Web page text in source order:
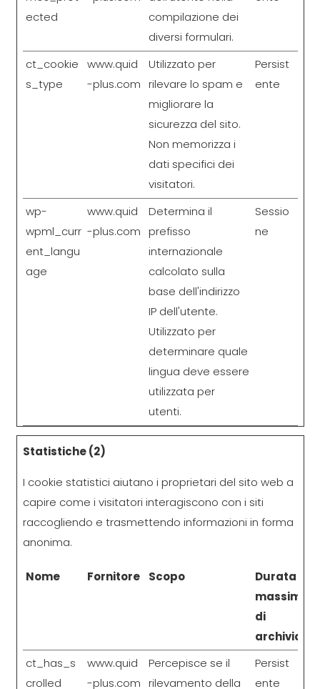
ected
compilazione dei
diversi formulari.
ct_cookie
s_type
www.quid
-plus.com
Utilizzato per
rilevare lo spam e
migliorare la
sicurezza del sito.
Non memorizza i
dati specifici dei
visitatori.
Persist
ente
wp-
wpml_curr
ent_langu
age
www.quid
-plus.com
Determina il
prefisso
internazionale
calcolato sulla
base dell'indirizzo
IP dell'utente.
Utilizzato per
determinare quale
lingua deve essere
utilizzata per
utenti.
Sessio
ne
Statistiche (2)
I cookie statistici aiutano i proprietari del sito web a
capire come i visitatori interagiscono con i siti
raccogliendo e trasmettendo informazioni in forma
anonima.
Nome Fornitore Scopo
Durata
massima
di
ct_has_s
crolled
www.quid
-plus.com
Percepisce se il
rilevamento della
Persist
ente